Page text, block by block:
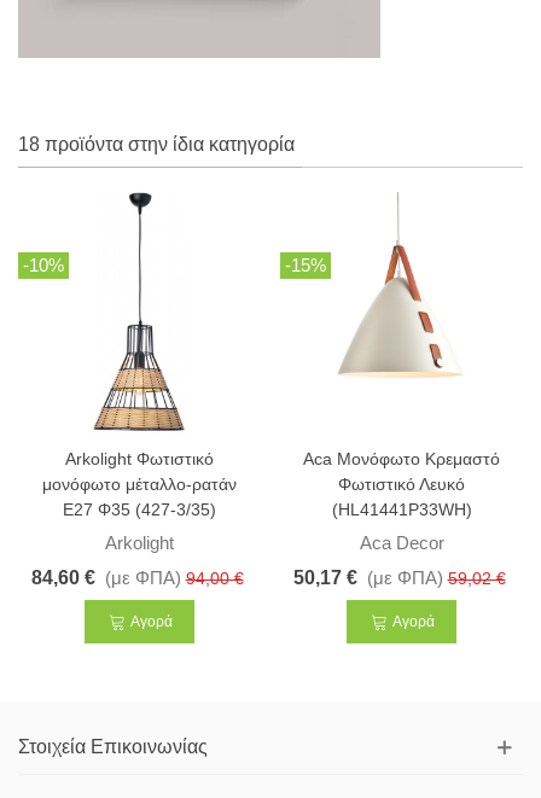
18 προϊόντα στην ίδια κατηγορία
-10%
Arkolight Φωτιστικό
μονόφωτο μέταλλο-ρατάν
Ε27 Φ35 (427-3/35)
Arkolight
84,60 € (με ΦΠΑ) 94,00 €
Αγορά
-15%
Aca Μονόφωτο Κρεμαστό
Φωτιστικό Λευκό
(HL41441P33WH)
Aca Decor
50,17 € (με ΦΠΑ) 59,02 €
Αγορά
Στοιχεία Επικοινωνίας